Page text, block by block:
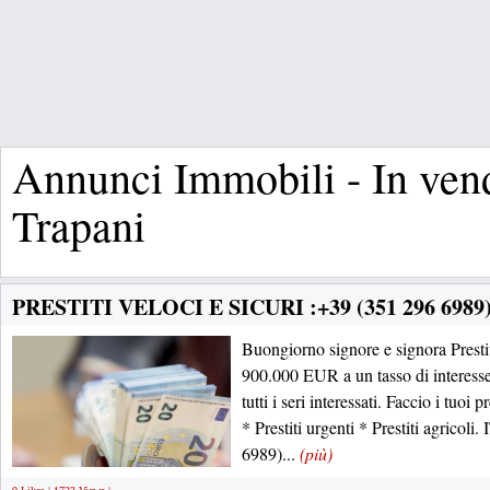
Annunci Immobili - In
Trapani
PRESTITI VELOCI E SICURI :+39 (351 296
Buongiorno signore e signora
900.000 EUR a un tasso di
tutti i seri interessati. Faccio i tuoi
* Prestiti urgenti * Prestiti agricoli.
6989)... (più)